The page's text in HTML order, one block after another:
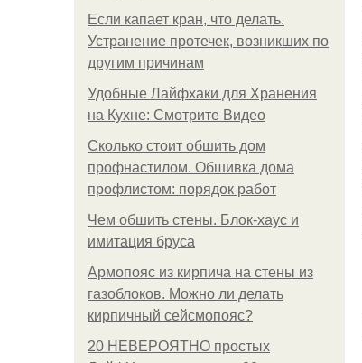
Если капает кран, что делать.
Устранение протечек, возникших по
другим причинам
Удобные Лайфхаки для Хранения
на Кухне: Смотрите Видео
Сколько стоит обшить дом
профнастилом. Обшивка дома
профлистом: порядок работ
Чем обшить стены. Блок-хаус и
имитация бруса
Армопояс из кирпича на стены из
газоблоков. Можно ли делать
кирпичный сейсмопояс?
20 НЕВЕРОЯТНО простых